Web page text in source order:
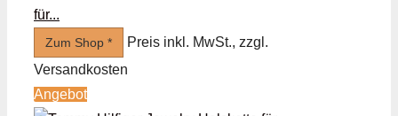
für...
Zum Shop *
Preis inkl. MwSt., zzgl.
Versandkosten
Angebot